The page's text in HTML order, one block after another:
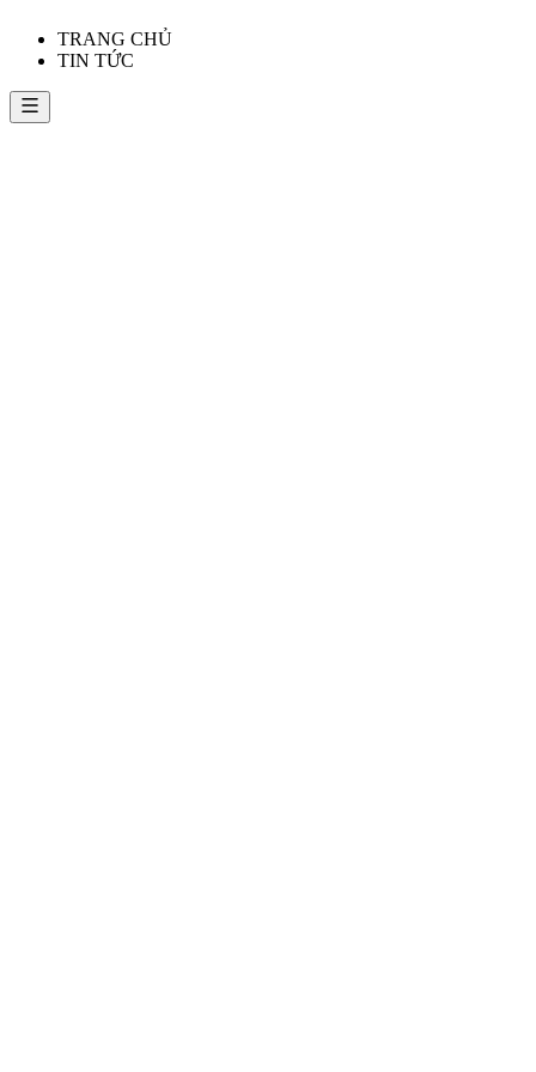
TRANG CHỦ
TIN TỨC